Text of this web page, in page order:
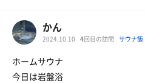
かん
2024.10.10 4回目の訪問 サウナ飯
ホームサウナ
今日は岩盤浴